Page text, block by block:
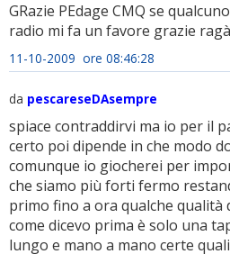
GRazie PEdage CMQ se
radio mi fa un favore grazie ragà
11-10-2009 ore 08:46:28
da pescareseDAsempre
spiace contraddirvi ma io per il
certo poi dipende in che modo
comunque io giocherei per
che siamo più forti fermo
primo fino a ora qualche qualità
come dicevo prima è solo una
lungo e mano a mano certe